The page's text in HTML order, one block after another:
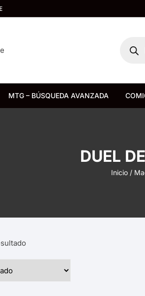
Mangas
MTG – BÚSQUEDA AVANZADA
DUEL
Inicio/